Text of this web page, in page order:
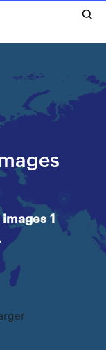
images 1